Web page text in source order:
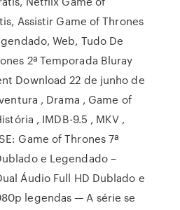
Assistir Game of Thrones
Web, Tudo De
2ª Temporada Bluray
Download 22 de junho de
, Drama , Game of
, IMDB-9.5 , MKV ,
Game of Thrones 7ª
e Legendado –
Áudio Full HD Dublado e
legendas — A série se